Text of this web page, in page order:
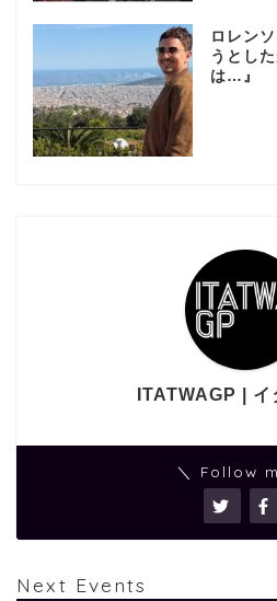
ロレン
うとし
は…』
ITATWAGP | イ
＼ Follow
Next Events